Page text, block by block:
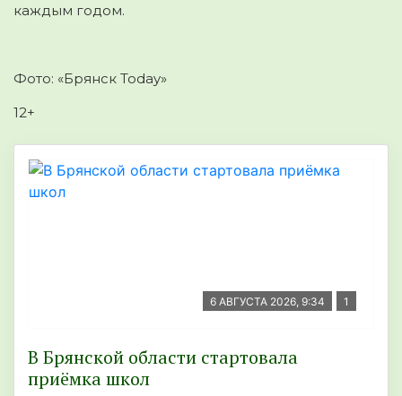
каждым годом.
Фото: «Брянск Today»
12+
6 АВГУСТА 2026, 9:34 1
В Брянской области стартовала
приёмка школ